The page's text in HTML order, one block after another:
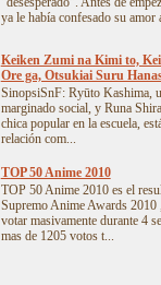
ya le había confesado su amor
Keiken Zumi na Kimi to,
Ore ga, Otsukiai Suru
SinopsiSnF: Ryūto Kashima,
marginado social, y Runa
chica popular en la escuela,
relación com...
TOP 50 Anime 2010
TOP 50 Anime 2010 es el
Supremo Anime Awards 2010
votar masivamente durante 4
mas de 1205 votos t...